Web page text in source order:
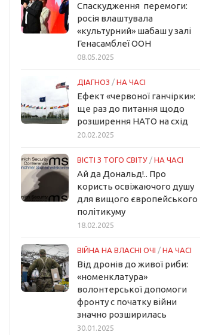
Спаскудження перемоги:
росія влаштувала
«культурний» шабаш у залі
Генасамблеї ООН
08.05.2025
ДІАГНОЗ / НА ЧАСІ
Ефект «червоної ганчірки»:
ще раз до питання щодо
розширення НАТО на схід
20.02.2025
ВІСТІ З ТОГО СВІТУ / НА ЧАСІ
Ай да Дональд!.. Про
користь освіжаючого душу
для вищого європейського
політикуму
18.02.2025
ВІЙНА НА ВЛАСНІ ОЧІ / НА ЧАСІ
Від дронів до живої риби:
«номенклатура»
волонтерської допомоги
фронту с початку війни
значно розширилась
30.01.2025